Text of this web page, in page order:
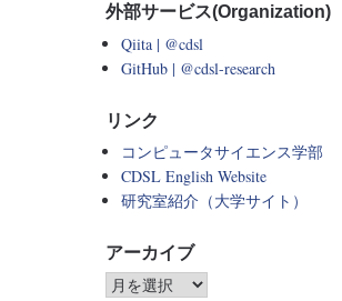
外部サービス(Organization)
Qiita | @cdsl
GitHub | @cdsl-research
リンク
コンピュータサイエンス学部
CDSL English Website
研究室紹介（大学サイト）
アーカイブ